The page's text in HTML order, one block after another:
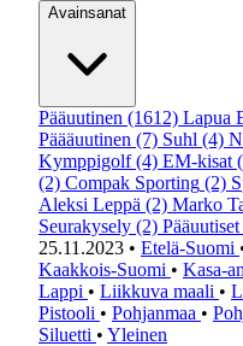
Avainsanat
Pääuutinen (1612) Lapua
Päääuutinen (7) Suhl (4)
Kymppigolf (4) EM-kisat
(2) Compak Sporting (2)
Aleksi Leppä (2) Marko
Seurakysely (2) Pääuutiset
25.11.2023 • Etelä-Suomi
Kaakkois-Suomi • Kasa-
Lappi • Liikkuva maali •
Pistooli • Pohjanmaa •
Siluetti • Yleinen